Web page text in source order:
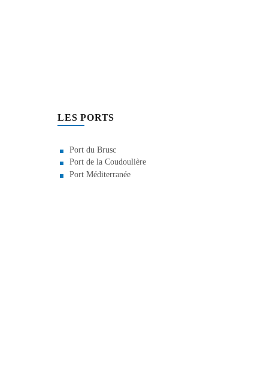
LES PORTS
Port du Brusc
Port de la Coudoulière
Port Méditerranée